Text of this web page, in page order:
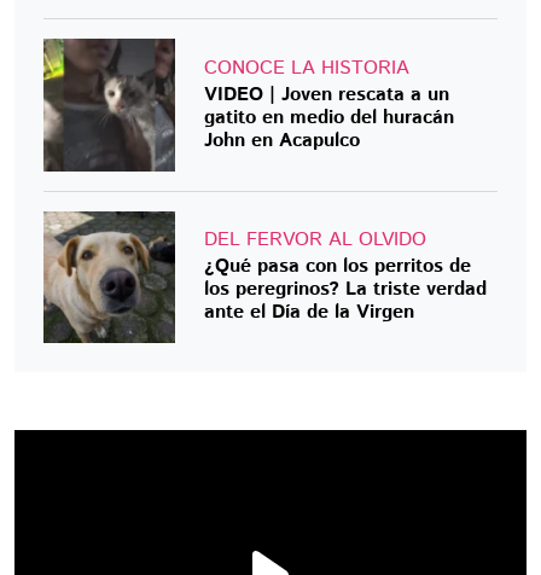
CONOCE LA HISTORIA
VIDEO | Joven rescata a un
gatito en medio del huracán
John en Acapulco
DEL FERVOR AL OLVIDO
¿Qué pasa con los perritos de
los peregrinos? La triste verdad
ante el Día de la Virgen